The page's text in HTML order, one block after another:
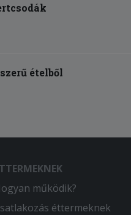
ételből
működik?
éttermeknek